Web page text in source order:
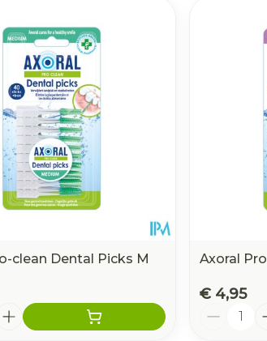
en maximale prijswaarden
clean Dental Picks M
Axoral
€ 4,95
Aantal